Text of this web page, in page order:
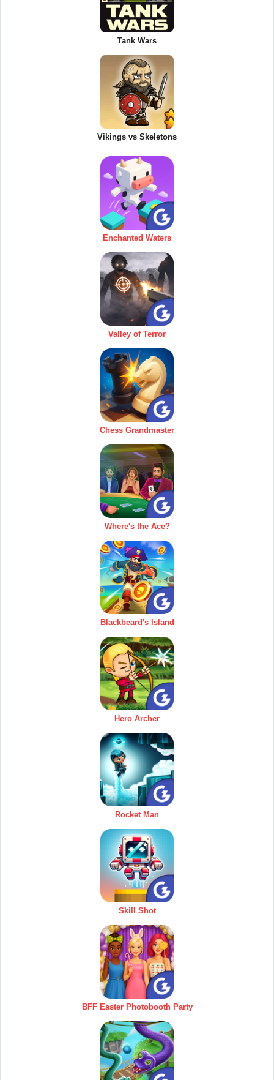
Tank Wars
Vikings vs Skeletons
Enchanted Waters
Valley of Terror
Chess Grandmaster
Where's the Ace?
Blackbeard's Island
Hero Archer
Rocket Man
Skill Shot
BFF Easter Photobooth Party